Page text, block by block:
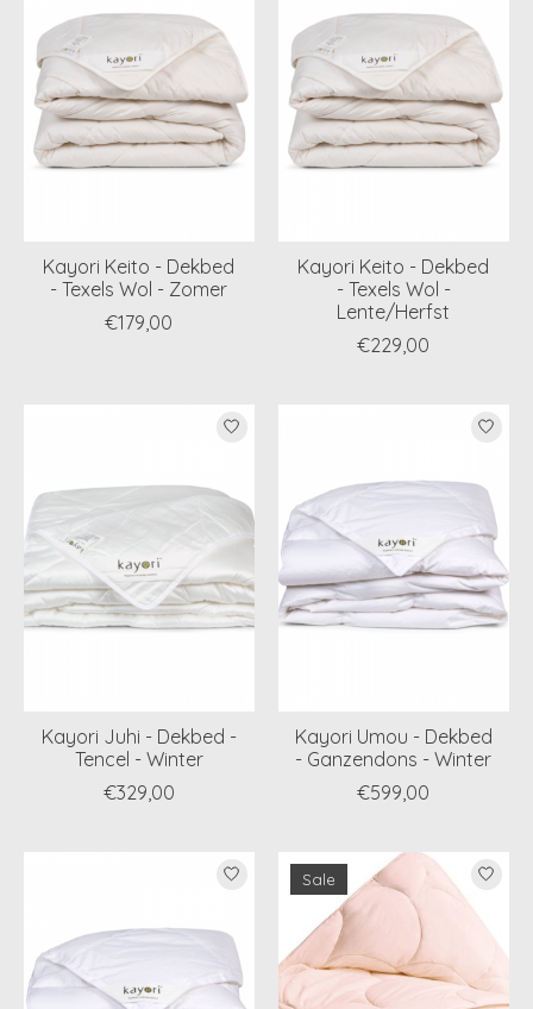
Kayori Keito - Dekbed
- Texels Wol - Zomer
€179,00
Kayori Keito - Dekbed
- Texels Wol -
Lente/Herfst
€229,00
Kayori Juhi - Dekbed -
Tencel - Winter
€329,00
Kayori Umou - Dekbed
- Ganzendons - Winter
€599,00
Sale